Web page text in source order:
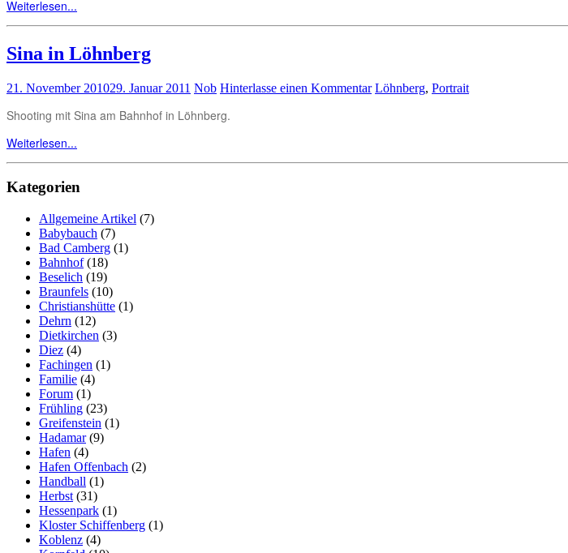
Weiterlesen...
Sina in Löhnberg
21. November 201029. Januar 2011 Nob Hinterlasse einen Kommentar Löhnberg, Portrait
Shooting mit Sina am Bahnhof in Löhnberg.
Weiterlesen...
Kategorien
Allgemeine Artikel (7)
Babybauch (7)
Bad Camberg (1)
Bahnhof(18)
Beselich (19)
Braunfels (10)
Christianshütte (1)
Dehrn (12)
Dietkirchen (3)
Diez (4)
Fachingen (1)
Familie (4)
Forum (1)
Frühling (23)
Greifenstein (1)
Hadamar(9)
Hafen (4)
Hafen Offenbach (2)
Handball (1)
Herbst (31)
Hessenpark (1)
Kloster Schiffenberg (1)
Koblenz (4)